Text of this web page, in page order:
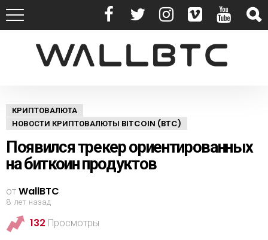
КРИПТОВАЛЮТА
НОВОСТИ КРИПТОВАЛЮТЫ BITCOIN (BTC)
Появился трекер ориентированных
на биткоин продуктов
отWallBTC
8 лет назад
132 Просмотры